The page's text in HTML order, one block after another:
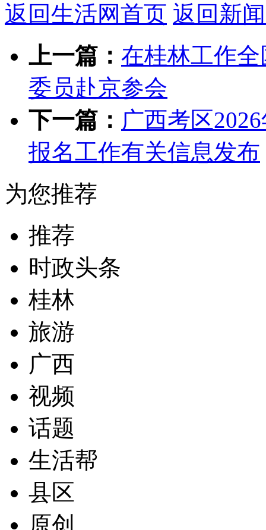
返回生活网首页 返回新
上一篇： 在桂林工作
委员赴京参会
下一篇： 广西考区
报名工作有关信息发布
为您推荐
推荐
时政头条
桂林
旅游
广西
视频
话题
生活帮
县区
原创